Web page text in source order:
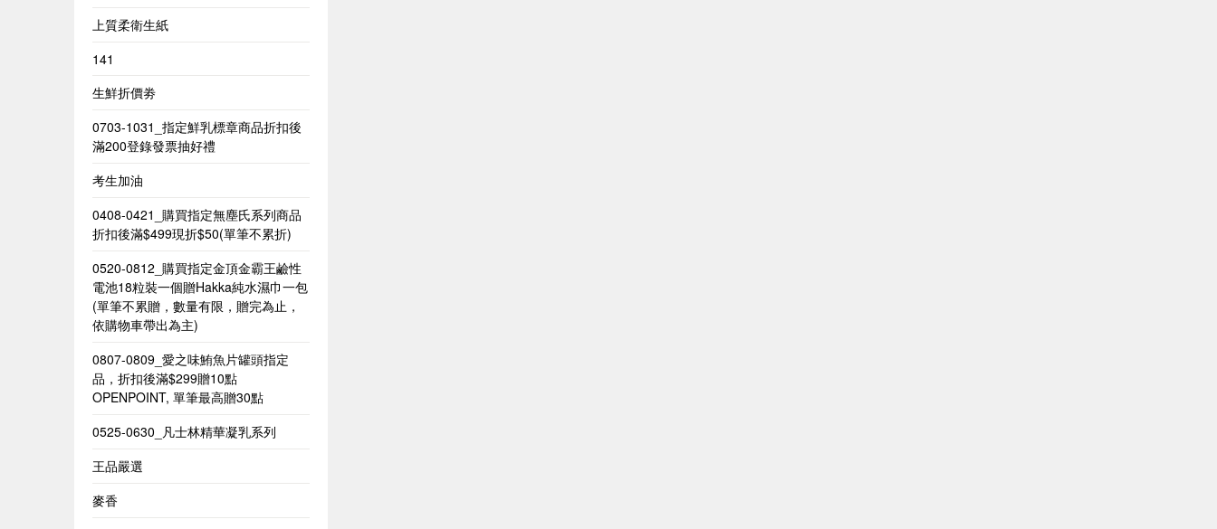
上質柔衛生紙
141
生鮮折價劵
0703-1031_指定鮮乳標章商品折扣後
滿200登錄發票抽好禮
考生加油
0408-0421_購買指定無塵氏系列商品
折扣後滿$499現折$50(單筆不累折)
0520-0812_購買指定金頂金霸王鹼性
電池18粒裝一個贈Hakka純水濕巾一包​
(單筆不累贈，數量有限，贈完為止，
依購物車帶出為主)​
0807-0809_愛之味鮪魚片罐頭指定
品，折扣後滿$299贈10點
OPENPOINT, 單筆最高贈30點
0525-0630_凡士林精華凝乳系列
王品嚴選
麥香